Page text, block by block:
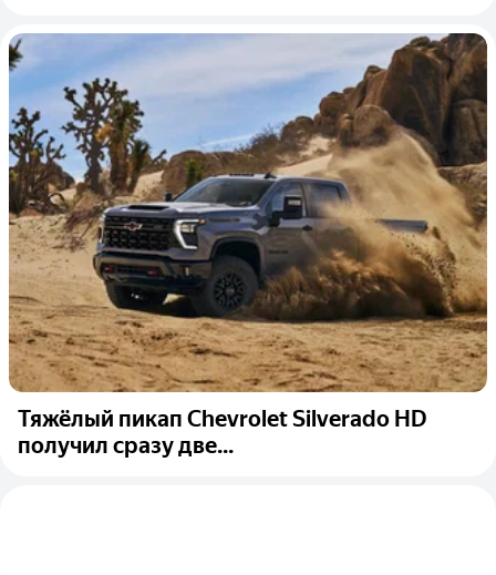
Тяжёлый пикап Chevrolet Silverado HD
получил сразу две...